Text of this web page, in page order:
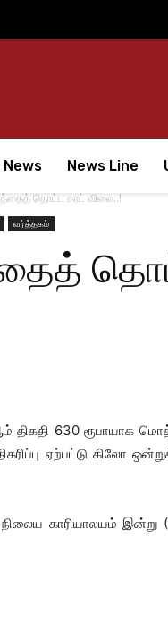
News News Line
தொட்ட கரட் விலை..!
வர்த்தகம்
திகதி 630 ரூபாயாக
ஏற்பட்டு கிலோ
காரியாலயம் இன்று